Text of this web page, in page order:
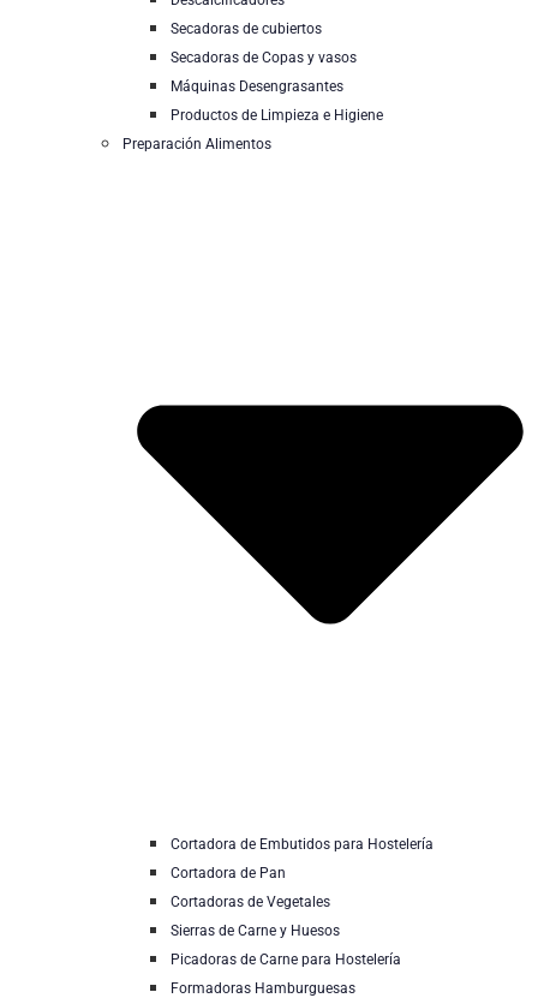
Secadoras de cubiertos
Secadoras de Copas y vasos
Máquinas Desengrasantes
Productos de Limpieza e Higiene
Preparación Alimentos
Cortadora de Embutidos para Hostelería
Cortadora de Pan
Cortadoras de Vegetales
Sierras de Carne y Huesos
Picadoras de Carne para Hostelería
Formadoras Hamburguesas